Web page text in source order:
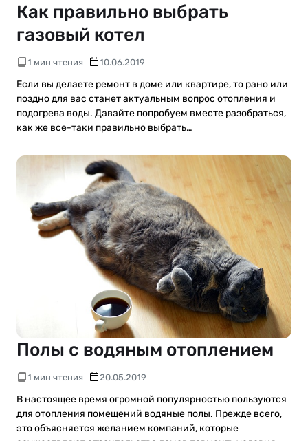
Как правильно выбрать
газовый котел
1 мин чтения 10.06.2019
Если вы делаете ремонт в доме или квартире, то рано или
поздно для вас станет актуальным вопрос отопления и
подогрева воды. Давайте попробуем вместе разобраться,
как же все-таки правильно выбрать…
Полы с водяным отоплением
1 мин чтения 20.05.2019
В настоящее время огромной популярностью пользуются
для отопления помещений водяные полы. Прежде всего,
это объясняется желанием компаний, которые